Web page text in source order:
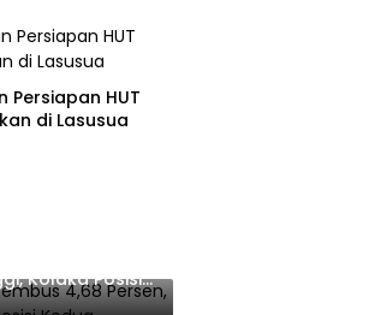
Persiapan HUT
di Lasusua
4,68
Kolaka Posisi